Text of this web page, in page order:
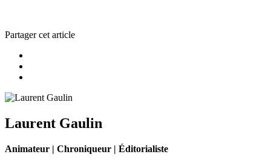
Partager cet article
Laurent Gaulin
Animateur | Chroniqueur | Éditorialiste